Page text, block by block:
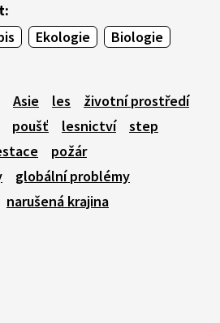
Ekologie Biologie
Asie les
životní prostředí
poušť lesnictví
step
požár
globální problémy
narušená krajina